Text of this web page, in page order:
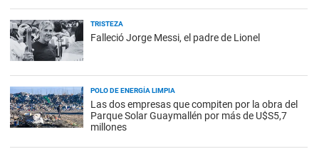
TRISTEZA
Falleció Jorge Messi, el padre de Lionel
POLO DE ENERGÍA LIMPIA
Las dos empresas que compiten por la obra del
Parque Solar Guaymallén por más de U$S5,7
millones